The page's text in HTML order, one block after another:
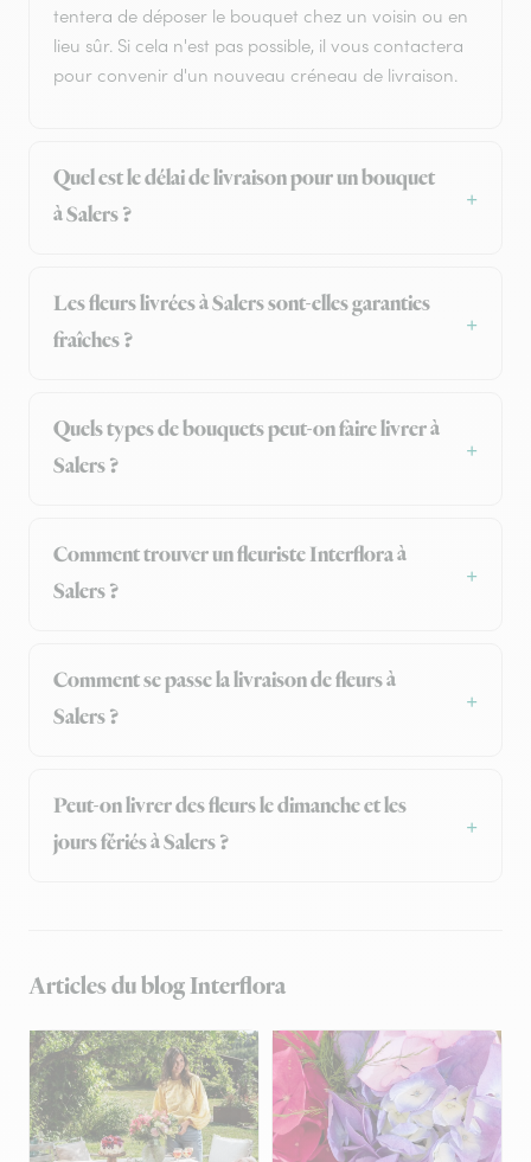
tentera de déposer le bouquet chez un voisin ou en
lieu sûr. Si cela n'est pas possible, il vous contactera
pour convenir d'un nouveau créneau de livraison.
Quel est le délai de livraison pour un bouquet
à Salers ?
Les fleurs livrées à Salers sont-elles garanties
fraîches ?
Quels types de bouquets peut-on faire livrer à
Salers ?
Comment trouver un fleuriste Interflora à
Salers ?
Comment se passe la livraison de fleurs à
Salers ?
Peut-on livrer des fleurs le dimanche et les
jours fériés à Salers ?
Articles du blog Interflora